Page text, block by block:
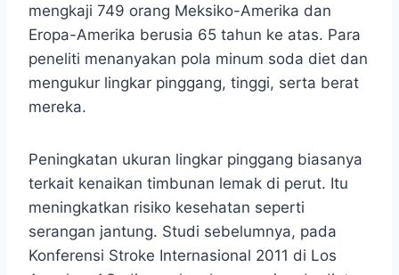
mengkaji 749 orang Meksiko-Amerika dan
Eropa-Amerika berusia 65 tahun ke atas. Para
peneliti menanyakan pola minum soda diet dan
mengukur lingkar pinggang, tinggi, serta berat
mereka.
Peningkatan ukuran lingkar pinggang biasanya
terkait kenaikan timbunan lemak di perut. Itu
meningkatkan risiko kesehatan seperti
serangan jantung. Studi sebelumnya, pada
Konferensi Stroke Internasional 2011 di Los